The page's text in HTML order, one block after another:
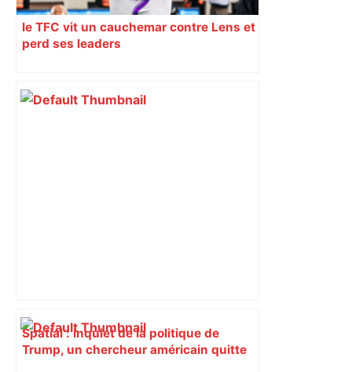
le TFC vit un cauchemar contre Lens et
perd ses leaders
Spatial : inquiet de la politique de
Trump, un chercheur américain quitte